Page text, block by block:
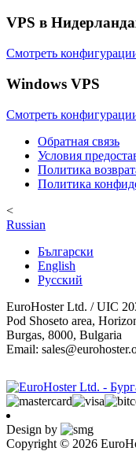
VPS в
Смотреть
Windows VPS
Смотреть
Обратная связь
Условия
Политика
Политика
<
Russian
Български
English
Русский
EuroHoster Ltd. / UIC
Pod Shoseto area,
Burgas, 8000, Bulgaria
Email:
Design by
Copyright © 2026